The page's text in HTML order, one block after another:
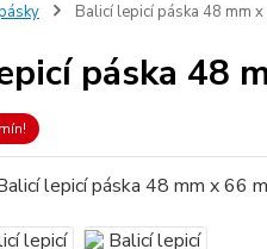
Balicí lepicí páska 48 mm
páska 48